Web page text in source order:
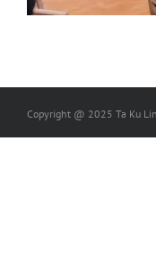
Copyright @ 2025 Ta Ku